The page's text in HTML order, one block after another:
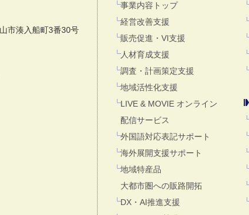
市湊入船町3番30号
事業内容トップ
経営改善支援
販売促進・VI支援
人材育成支援
調査・計画策定支援
地域活性化支援
LIVE & MOVIE オンライン
配信サービス
外国語対応表記サポート
海外展開支援サポート
地域特産品
大都市圏への販路開拓
DX・AI推進支援